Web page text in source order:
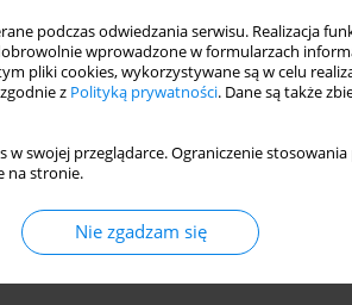
podczas odwiedzania serwisu. Realizacja
wprowadzone w formularzach
pliki cookies, wykorzystywane są w celu
z Polityką prywatności. Dane są także
w swojej przeglądarce. Ograniczenie
na stronie.
Nie zgadzam się
implanted into germanium